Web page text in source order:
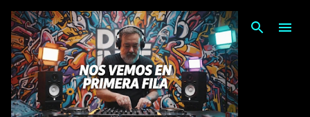
Ir al contenido principal